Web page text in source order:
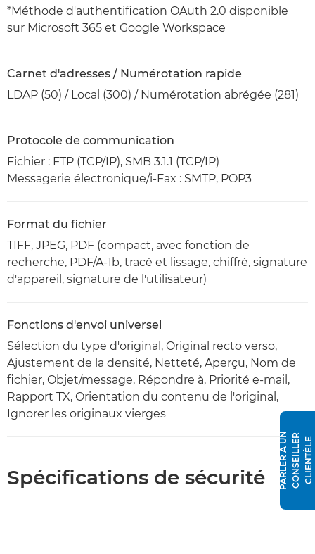
*Méthode d'authentification OAuth 2.0 disponible
sur Microsoft 365 et Google Workspace
Carnet d'adresses / Numérotation rapide
LDAP (50) / Local (300) / Numérotation abrégée (281)
Protocole de communication
Fichier : FTP (TCP/IP), SMB 3.1.1 (TCP/IP)
Messagerie électronique/i-Fax : SMTP, POP3
Format du fichier
TIFF, JPEG, PDF (compact, avec fonction de
recherche, PDF/A-1b, tracé et lissage, chiffré, signature
d'appareil, signature de l'utilisateur)
Fonctions d'envoi universel
Sélection du type d'original, Original recto verso,
Ajustement de la densité, Netteté, Aperçu, Nom de
fichier, Objet/message, Répondre à, Priorité e-mail,
Rapport TX, Orientation du contenu de l'original,
Ignorer les originaux vierges
Spécifications de sécurité P
A
R
L
E
R
À U
N
C
O
N
S
E
I
L
L
E
R
C
L
I
E
N
T
È
L E